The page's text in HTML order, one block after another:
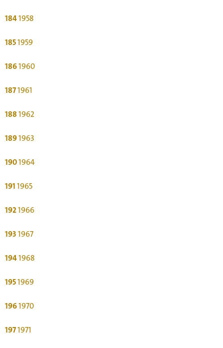
1841958
1851959
1861960
1871961
1881962
1891963
1901964
1911965
1921966
1931967
1941968
1951969
1961970
1971971